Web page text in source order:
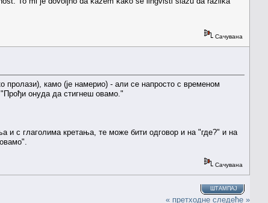
Сачувана
пролази), камо (је намерио) - али се напросто с временом
"Прођи онуда да стигнеш овамо."
с глаголима кретања, те може бити одговор и на "где?" и на
Сачувана
ШТАМПАЈ
« претходне следеће »